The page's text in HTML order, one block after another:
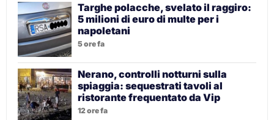
Targhe polacche, svelato il raggiro:
5 milioni di euro di multe per i
napoletani
5 ore fa
Nerano, controlli notturni sulla
spiaggia: sequestrati tavoli al
ristorante frequentato da Vip
12 ore fa